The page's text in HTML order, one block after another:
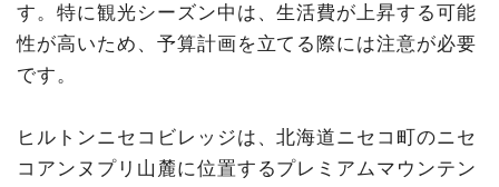
す。特に観光シーズン中は、生活費が上昇する可能
性が高いため、予算計画を立てる際には注意が必要
です。
ヒルトンニセコビレッジは、北海道ニセコ町のニセ
コアンヌプリ山麓に位置するプレミアムマウンテン